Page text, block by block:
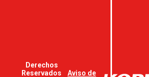
Derechos
Reservados
Aviso de